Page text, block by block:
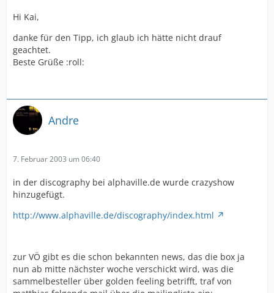
Hi Kai,
danke für den Tipp, ich glaub ich hätte nicht drauf
geachtet.
Beste Grüße :roll:
Andre
7. Februar 2003 um 06:40
in der discography bei alphaville.de wurde crazyshow
hinzugefügt.
http://www.alphaville.de/discography/index.html
zur VÖ gibt es die schon bekannten news, das die box ja
nun ab mitte nächster woche verschickt wird, was die
sammelbesteller über golden feeling betrifft, traf von